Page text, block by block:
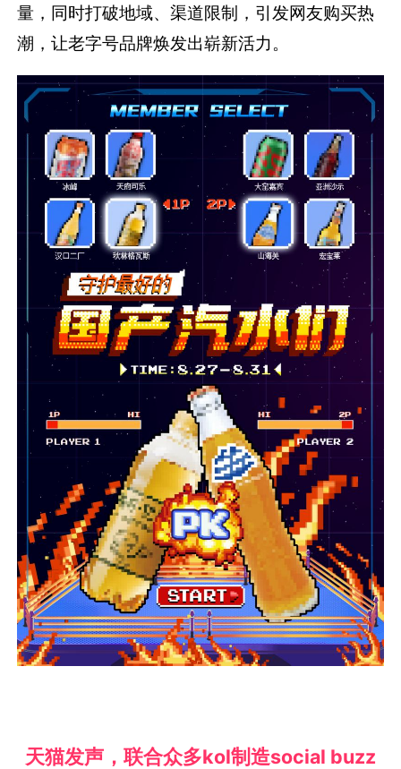
量，同时打破地域、渠道限制，引发网友购买热
潮，让老字号品牌焕发出崭新活力。
天猫发声，联合众多kol制造social buzz